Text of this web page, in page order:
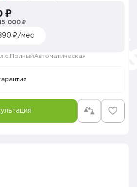
₽
000 ₽
₽/мес
ПолныйАвтоматическая